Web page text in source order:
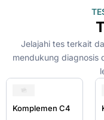
Jelajahi tes terkait
mendukung diagnosis
Komplemen C4